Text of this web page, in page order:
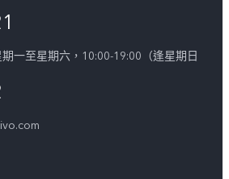
一至星期六，10:00-19:00（逢星期日